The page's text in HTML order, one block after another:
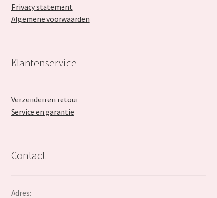
Privacy statement
Algemene voorwaarden
Klantenservice
Verzenden en retour
Service en garantie
Contact
Adres: